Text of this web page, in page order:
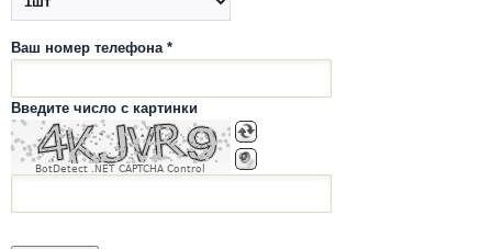
Ваш номер телефона *
Введите число с картинки
BotDetect .NET CAPTCHA Control